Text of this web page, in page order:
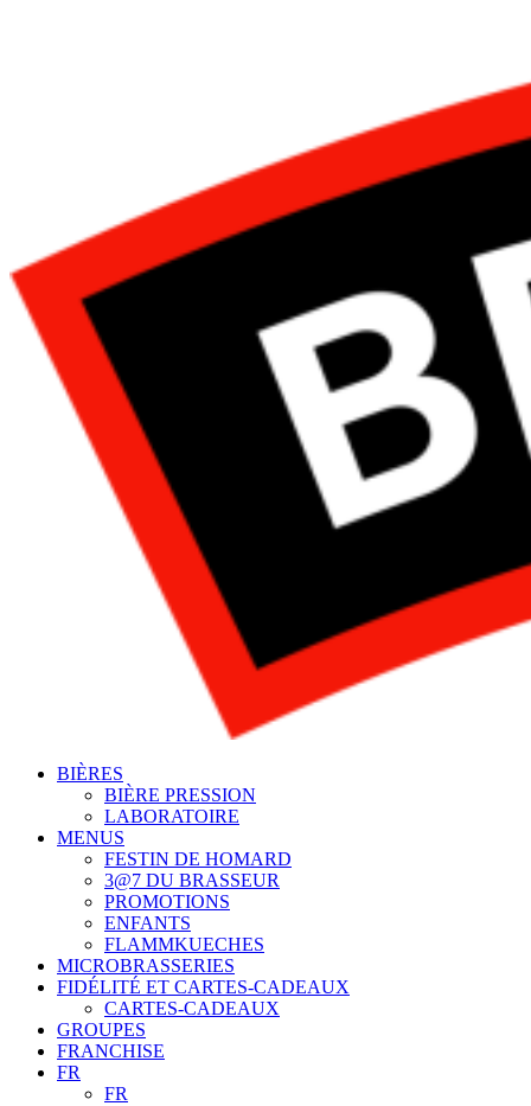
BIÈRES
BIÈRE PRESSION
LABORATOIRE
MENUS
FESTIN DE HOMARD
3@7 DU BRASSEUR
PROMOTIONS
ENFANTS
FLAMMKUECHES
MICROBRASSERIES
FIDÉLITÉ ET CARTES-CADEAUX
CARTES-CADEAUX
GROUPES
FRANCHISE
FR
FR